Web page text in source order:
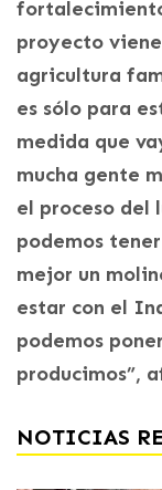
proyecto
agricultura
es sólo para
medida que
mucha gente
el proceso del
podemos
mejor un
estar con el
podemos
producimos”,
NOTICIAS